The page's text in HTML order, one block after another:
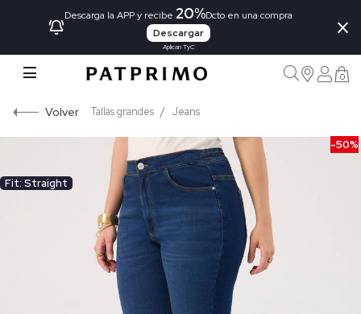
Descarga la APP y recibe 20%Dcto en una compra
Descargar
Aplican TyC
×
0
Volver Tallas grandes Jeans
-50%
Fit: Straight